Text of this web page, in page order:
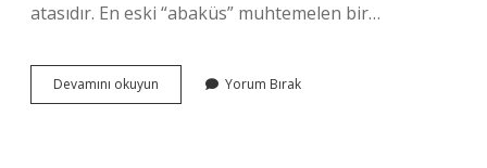
atasıdır. En eski “abaküs” muhtemelen bir…
Devamını okuyun
Türkçe
Yorum Bırak